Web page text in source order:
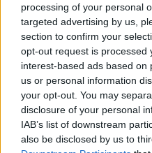
processing of your personal
targeted advertising by us,
section to confirm your
opt-out request is processed
interest-based ads based on
us or personal information
your opt-out. You may
disclosure of your personal
IAB’s list of downstream
also be disclosed by us to
Societat
L’Aldea dona la
nadons nascuts el
13 d'abril de 2026